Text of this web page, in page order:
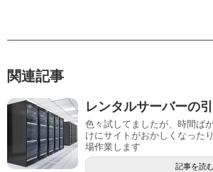
関連記事
レンタルサーバーの
色々試してましたが、時間ば
けにサイトがおかしくなった
場作業します
記事を読